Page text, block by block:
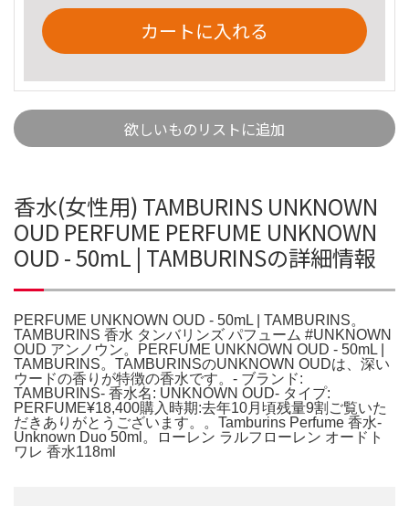
カートに入れる
欲しいものリストに追加
香水(女性用) TAMBURINS UNKNOWN
OUD PERFUME PERFUME UNKNOWN
OUD - 50mL | TAMBURINSの詳細情報
PERFUME UNKNOWN OUD - 50mL | TAMBURINS。
TAMBURINS 香水 タンバリンズ パフューム #UNKNOWN
OUD アンノウン。PERFUME UNKNOWN OUD - 50mL |
TAMBURINS。TAMBURINSのUNKNOWN OUDは、深い
ウードの香りが特徴の香水です。- ブランド:
TAMBURINS- 香水名: UNKNOWN OUD- タイプ:
PERFUME¥18,400購入時期:去年10月頃残量9割ご覧いた
だきありがとうございます。。Tamburins Perfume 香水-
Unknown Duo 50ml。ローレン ラルフローレン オードト
ワレ 香水118ml